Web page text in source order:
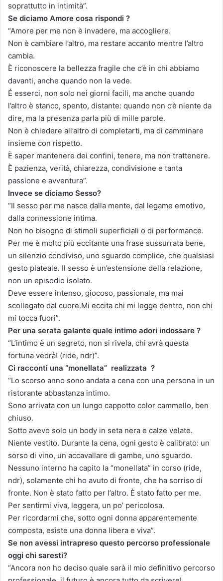
soprattutto in intimità”.
Se diciamo Amore cosa rispondi ?
“Amore per me non è invadere, ma accogliere.
Non è cambiare l’altro, ma restare accanto mentre l’altro
cambia.
È riconoscere la bellezza fragile che c’è in chi abbiamo
davanti, anche quando non la vede.
É esserci, non solo nei giorni facili, ma anche quando
l’altro è stanco, spento, distante: quando non c’è niente da
dire, ma la presenza parla più di mille parole.
Non è chiedere all’altro di completarti, ma di camminare
insieme con rispetto.
È saper mantenere dei confini, tenere, ma non trattenere.
È pazienza, verità, chiarezza, condivisione e tanta
passione e avventura”.
Invece se diciamo Sesso?
“Il sesso per me nasce dalla mente, dal legame emotivo,
dalla connessione intima.
Non ho bisogno di stimoli superficiali o di performance.
Per me è molto più eccitante una frase sussurrata bene,
un silenzio condiviso, uno sguardo complice, che qualsiasi
gesto plateale. Il sesso è un’estensione della relazione,
non un episodio isolato.
Deve essere intenso, giocoso, passionale, ma mai
scollegato dal cuore.Mi eccita chi mi legge dentro, non chi
mi tocca fuori”.
Per una serata galante quale intimo adori indossare ?
“L’intimo è un segreto, non si rivela, chi avrà questa
fortuna vedrà! (ride, ndr)”.
Ci racconti una “monellata” realizzata ?
“Lo scorso anno sono andata a cena con una persona in un
ristorante abbastanza intimo.
Sono arrivata con un lungo cappotto color cammello, ben
chiuso.
Sotto avevo solo un body in seta nera e calze velate.
Niente vestito. Durante la cena, ogni gesto è calibrato: un
sorso di vino, un accavallare di gambe, uno sguardo.
Nessuno interno ha capito la “monellata” in corso (ride,
ndr), solamente chi ho avuto di fronte, che ha sorriso di
fronte. Non è stato fatto per l’altro. È stato fatto per me.
Per sentirmi viva, leggera, un po’ pericolosa.
Per ricordarmi che, sotto ogni donna apparentemente
composta, esiste una donna libera e viva”.
Se non avessi intrapreso questo percorso professionale
oggi chi saresti?
“Ancora non ho deciso quale sarà il mio definitivo percorso